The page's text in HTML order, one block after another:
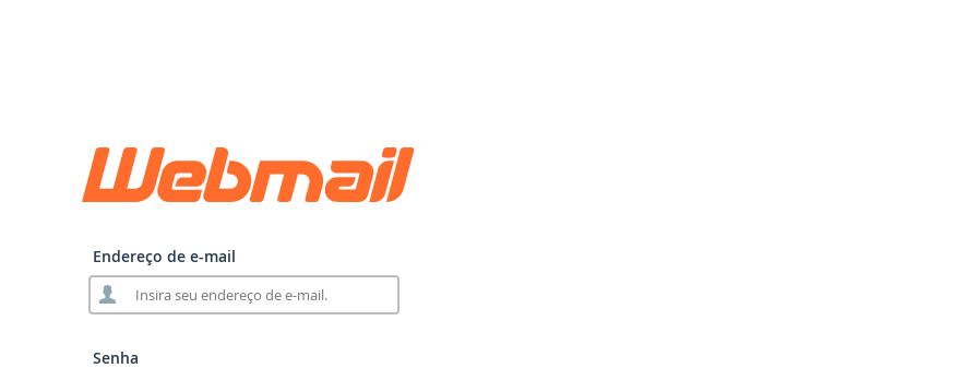
Endereço de e-mail
Senha